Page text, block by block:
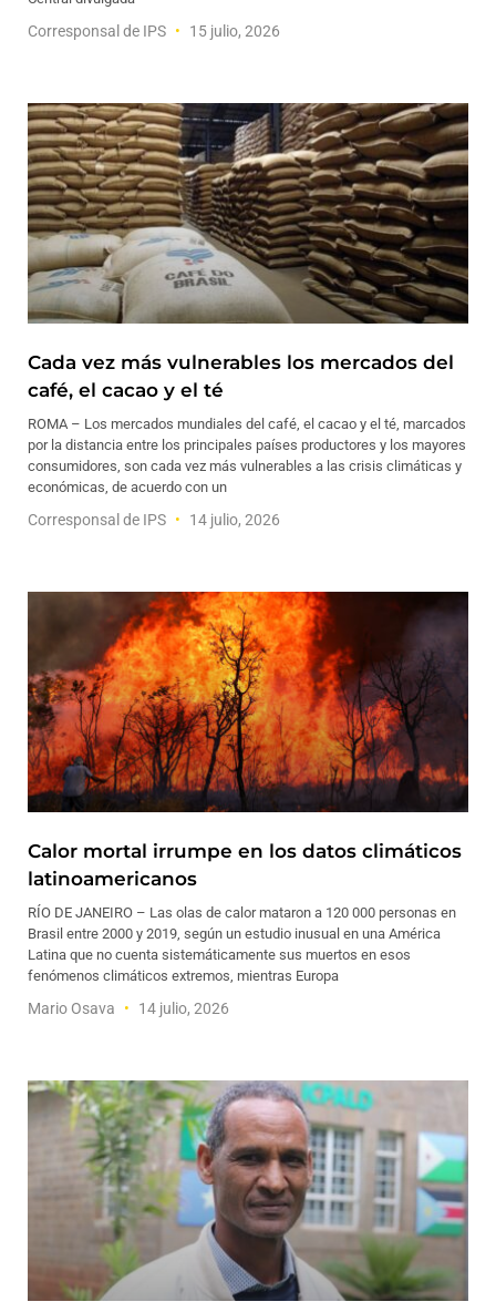
Corresponsal de IPS 15 julio, 2026
Cada vez más vulnerables los mercados del
café, el cacao y el té
ROMA – Los mercados mundiales del café, el cacao y el té, marcados
por la distancia entre los principales países productores y los mayores
consumidores, son cada vez más vulnerables a las crisis climáticas y
económicas, de acuerdo con un
Corresponsal de IPS 14 julio, 2026
Calor mortal irrumpe en los datos climáticos
latinoamericanos
RÍO DE JANEIRO – Las olas de calor mataron a 120 000 personas en
Brasil entre 2000 y 2019, según un estudio inusual en una América
Latina que no cuenta sistemáticamente sus muertos en esos
fenómenos climáticos extremos, mientras Europa
Mario Osava 14 julio, 2026